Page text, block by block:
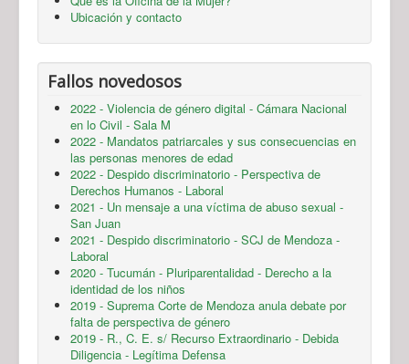
Ubicación y contacto
Fallos novedosos
2022 - Violencia de género digital - Cámara Nacional
en lo Civil - Sala M
2022 - Mandatos patriarcales y sus consecuencias en
las personas menores de edad
2022 - Despido discriminatorio - Perspectiva de
Derechos Humanos - Laboral
2021 - Un mensaje a una víctima de abuso sexual -
San Juan
2021 - Despido discriminatorio - SCJ de Mendoza -
Laboral
2020 - Tucumán - Pluriparentalidad - Derecho a la
identidad de los niños
2019 - Suprema Corte de Mendoza anula debate por
falta de perspectiva de género
2019 - R., C. E. s/ Recurso Extraordinario - Debida
Diligencia - Legítima Defensa